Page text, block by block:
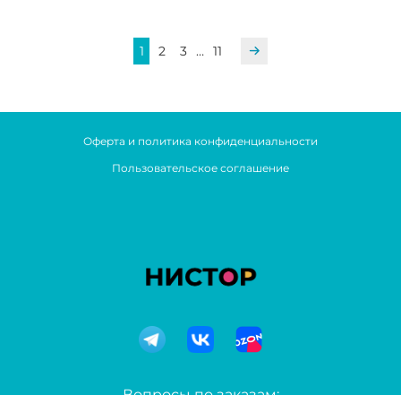
1 2 3 … 11
Оферта и политика конфиденциальности
Пользовательское соглашение